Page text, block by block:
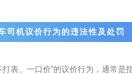
司机议价行为的违法性及处罚
打表、一口价”的议价行为，通常